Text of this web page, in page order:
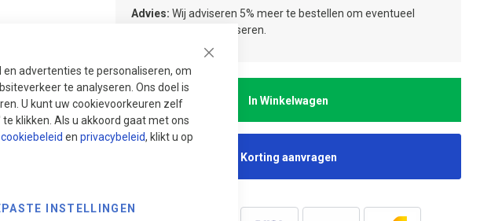
advertenties te personaliseren, om
te analyseren. Ons doel is
U kunt uw cookievoorkeuren zelf
klikken. Als u akkoord gaat met ons
cookiebeleid en privacybeleid, klikt u op
INSTELLINGEN
Advies: Wij adviseren 5% meer te bestellen om eventueel
snijverlies te compenseren.
In Winkelwagen
Korting aanvragen